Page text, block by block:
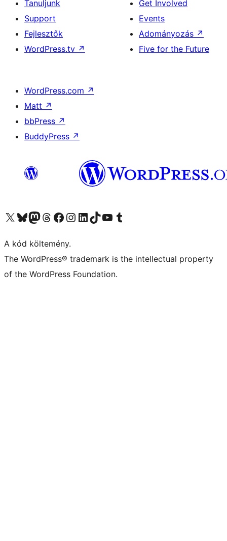
Tanuljunk
Support
Fejlesztők
WordPress.tv ↗
Get Involved
Events
Adományozás ↗
Five for the Future
WordPress.com ↗
Matt ↗
bbPress ↗
BuddyPress ↗
Visit our X (formerly Twitter) account
Visit our Bluesky account
Twitter csatornánk
Visit our Threads account
Facebook oldalunk megtekintése
Visit our Instagram account
Visit our LinkedIn account
Visit our TikTok account
Visit our YouTube channel
Visit our Tumblr account
A kód költemény.
The WordPress® trademark is the intellectual property
of the WordPress Foundation.